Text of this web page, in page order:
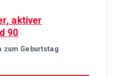
aktiver
90
zum Geburtstag